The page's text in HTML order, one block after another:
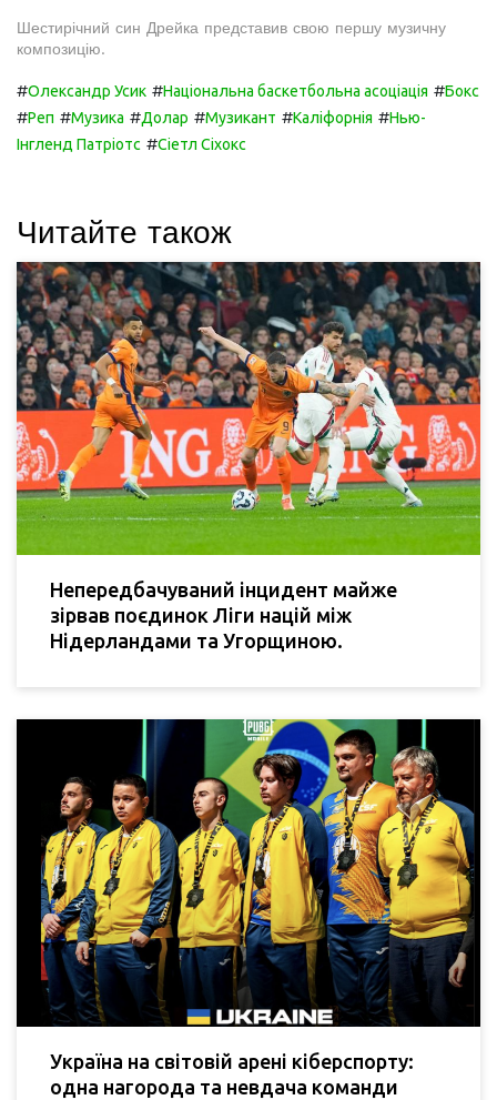
Шестирічний син Дрейка представив свою першу музичну
композицію.
#Олександр Усик #Національна баскетбольна асоціація #Бокс
#Реп #Музика #Долар #Музикант #Каліфорнія #Нью-
Інгленд Патріотс #Сіетл Сіхокс
Читайте також
Непередбачуваний інцидент майже
зірвав поєдинок Ліги націй між
Нідерландами та Угорщиною.
Україна на світовій арені кіберспорту:
одна нагорода та невдача команди